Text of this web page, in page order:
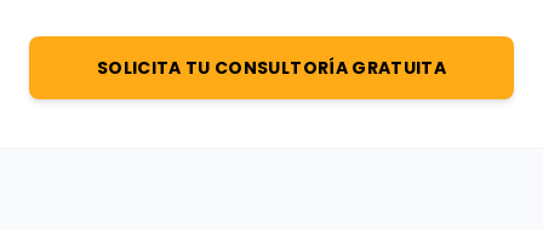
SOLICITA TU CONSULTORÍA GRATUITA